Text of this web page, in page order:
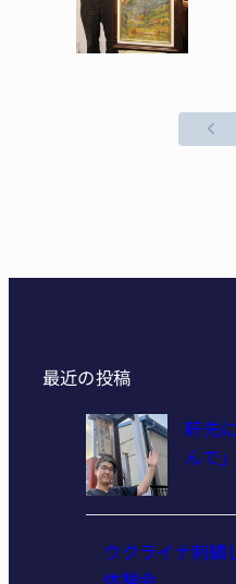
最近の投稿
軒先
んで
ウクライナ刺